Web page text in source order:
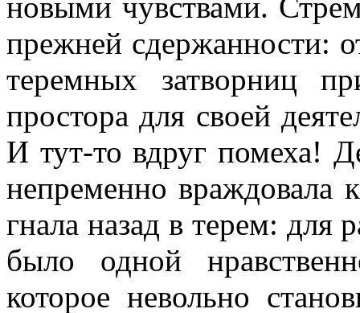
новыми чувствами.
прежней сдержанности:
теремных затворниц
простора для своей
И тут-то вдруг помеха!
непременно враждовала
гнала назад в терем: для
было одной
которое невольно